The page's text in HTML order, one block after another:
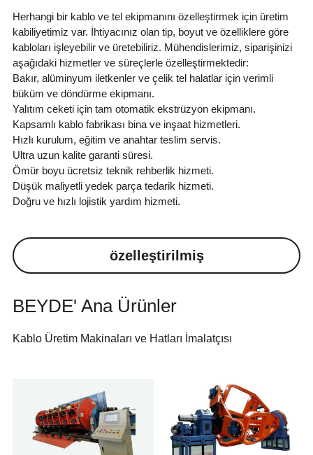
Herhangi bir kablo ve tel ekipmanını özelleştirmek için üretim
kabiliyetimiz var. İhtiyacınız olan tip, boyut ve özelliklere göre
kabloları işleyebilir ve üretebiliriz. Mühendislerimiz, siparişinizi
aşağıdaki hizmetler ve süreçlerle özelleştirmektedir:
Bakır, alüminyum iletkenler ve çelik tel halatlar için verimli
büküm ve döndürme ekipmanı.
Yalıtım ceketi için tam otomatik ekstrüzyon ekipmanı.
Kapsamlı kablo fabrikası bina ve inşaat hizmetleri.
Hızlı kurulum, eğitim ve anahtar teslim servis.
Ultra uzun kalite garanti süresi.
Ömür boyu ücretsiz teknik rehberlik hizmeti.
Düşük maliyetli yedek parça tedarik hizmeti.
Doğru ve hızlı lojistik yardım hizmeti.
özelleştirilmiş
BEYDE' Ana Ürünler
Kablo Üretim Makinaları ve Hatları İmalatçısı